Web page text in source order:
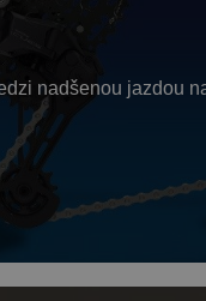
nadšenou jazdou